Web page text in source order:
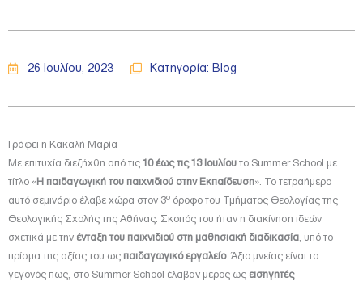
26 Ιουλίου, 2023 Κατηγορία: Blog
Γράφει η Κακαλή Μαρία
Με επιτυχία διεξήχθη από τις 10 έως τις 13 Ιουλίου το Summer School με
τίτλο «Η παιδαγωγική του παιχνιδιού στην Εκπαίδευση». Το τετραήμερο
αυτό σεμινάριο έλαβε χώρα στον 3ο όροφο του Τμήματος Θεολογίας της
Θεολογικής Σχολής της Αθήνας. Σκοπός του ήταν η διακίνηση ιδεών
σχετικά με την ένταξη του παιχνιδιού στη μαθησιακή διαδικασία, υπό το
πρίσμα της αξίας του ως παιδαγωγικό εργαλείο. Άξιο μνείας είναι το
γεγονός πως, στο Summer School έλαβαν μέρος ως εισηγητές